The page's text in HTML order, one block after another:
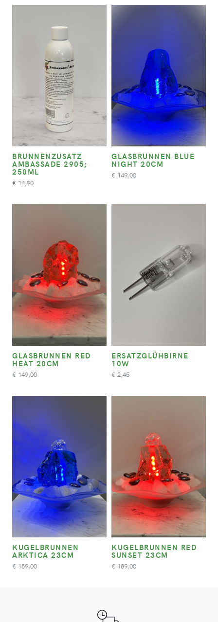
BRUNNENZUSATZ
AMBASSADE 2905;
250ML
€ 14,90
GLASBRUNNEN BLUE
NIGHT 20CM
€ 149,00
GLASBRUNNEN RED
HEAT 20CM
€ 149,00
ERSATZGLÜHBIRNE
10W
€ 2,45
KUGELBRUNNEN
ARKTICA 23CM
€ 189,00
KUGELBRUNNEN RED
SUNSET 23CM
€ 189,00